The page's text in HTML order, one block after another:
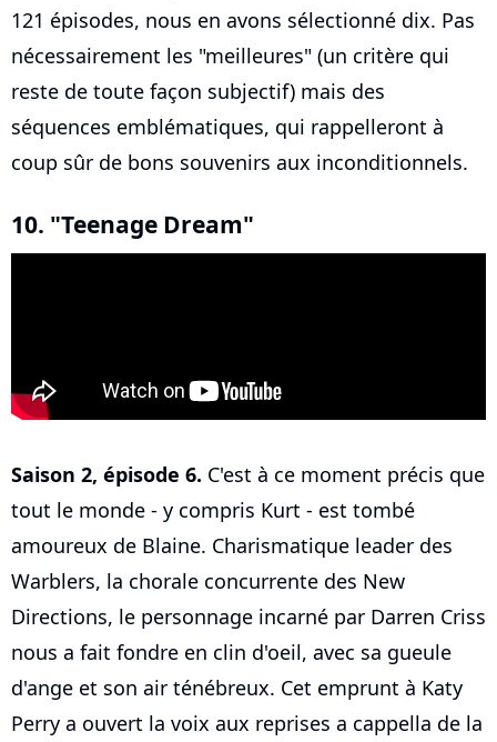
121 épisodes, nous en avons sélectionné dix. Pas
nécessairement les "meilleures" (un critère qui
reste de toute façon subjectif) mais des
séquences emblématiques, qui rappelleront à
coup sûr de bons souvenirs aux inconditionnels.
10. "Teenage Dream"
Saison 2, épisode 6. C'est à ce moment précis que
tout le monde - y compris Kurt - est tombé
amoureux de Blaine. Charismatique leader des
Warblers, la chorale concurrente des New
Directions, le personnage incarné par Darren Criss
nous a fait fondre en clin d'oeil, avec sa gueule
d'ange et son air ténébreux. Cet emprunt à Katy
Perry a ouvert la voix aux reprises a cappella de la